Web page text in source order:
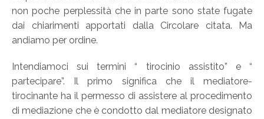
non poche perplessità che in parte sono state fugate
dai chiarimenti apportati dalla Circolare citata. Ma
andiamo per ordine.
Intendiamoci sui termini “ tirocinio assistito” e “
partecipare”. Il primo significa che il mediatore-
tirocinante ha il permesso di assistere al procedimento
di mediazione che è condotto dal mediatore designato